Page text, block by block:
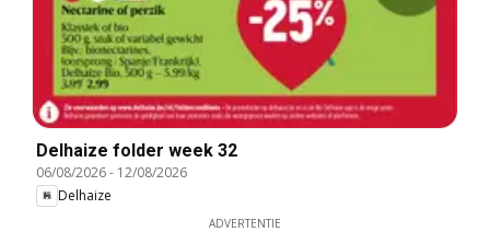
Delhaize folder week 32
06/08/2026- 12/08/2026
Delhaize
ADVERTENTIE